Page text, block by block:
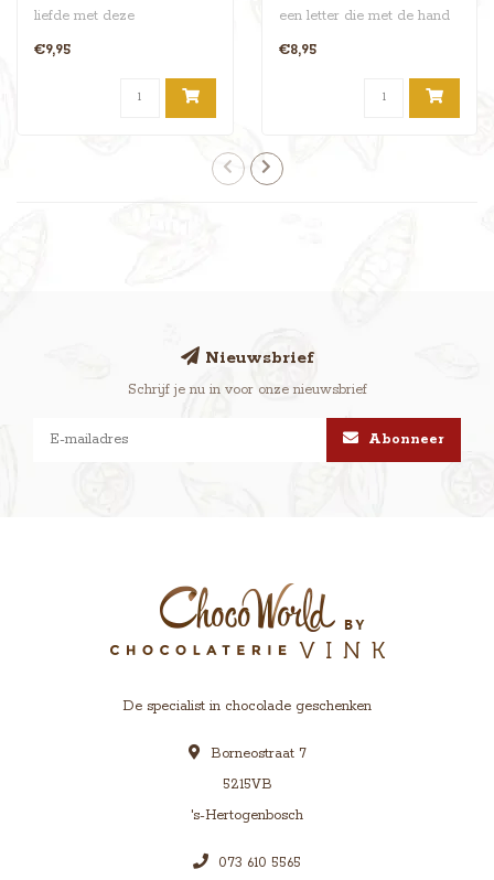
liefde met deze
romantische Chocolade
€9,95
een letter die met de hand
word ingekleurd , verkrij..
€8,95
Nieuwsbrief
Schrijf je nu in voor onze nieuwsbrief
Abonneer
De specialist in chocolade geschenken
Borneostraat 7
5215VB
's-Hertogenbosch
073 610 5565